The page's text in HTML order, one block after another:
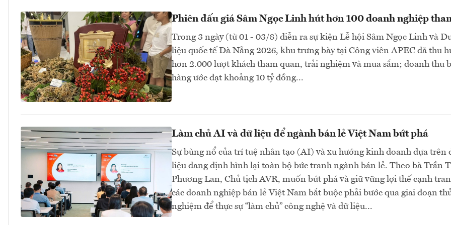
Phiên đấu giá Sâm Ngọc Linh hút hơn 100 doanh nghiệp
Trong 3 ngày (từ 01 - 03/8) diễn ra sự kiện Lễ hội Sâm Ngọc Linh và
liệu quốc tế Đà Nẵng 2026, khu trưng bày tại Công viên APEC đã thu
hơn 2.000 lượt khách tham quan, trải nghiệm và mua sắm; doanh thu
hàng ước đạt khoảng 10 tỷ đồng...
Làm chủ AI và dữ liệu để ngành bán lẻ Việt Nam bứt phá
Sự bùng nổ của trí tuệ nhân tạo (AI) và xu hướng kinh doanh dựa trên
liệu đang định hình lại toàn bộ bức tranh ngành bán lẻ. Theo bà Trần
Phương Lan, Chủ tịch AVR, muốn bứt phá và giữ vững lợi thế cạnh
các doanh nghiệp bán lẻ Việt Nam bắt buộc phải bước qua giai đoạn
nghiệm để thực sự “làm chủ” công nghệ và dữ liệu...